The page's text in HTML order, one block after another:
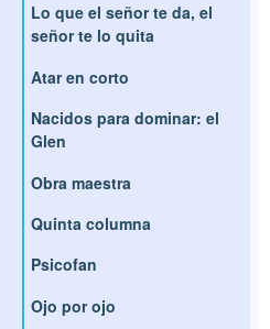
Lo que el señor te da, el
señor te lo quita
Atar en corto
Nacidos para dominar: el
Glen
Obra maestra
Quinta columna
Psicofan
Ojo por ojo